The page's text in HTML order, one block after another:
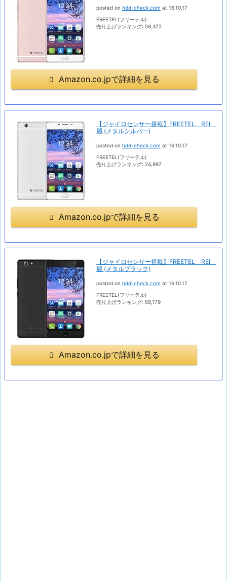
posted on hdd-check.com at 16.10.17
FREETEL(フリーテル)
売り上げランキング: 59,372
Amazon.co.jpで詳細を見る
【ジャイロセンサー搭載】FREETEL REI
麗 (メタルシルバー)
posted on hdd-check.com at 16.10.17
FREETEL(フリーテル)
売り上げランキング: 24,997
Amazon.co.jpで詳細を見る
【ジャイロセンサー搭載】FREETEL REI
麗 (メタルブラック)
posted on hdd-check.com at 16.10.17
FREETEL(フリーテル)
売り上げランキング: 59,179
Amazon.co.jpで詳細を見る